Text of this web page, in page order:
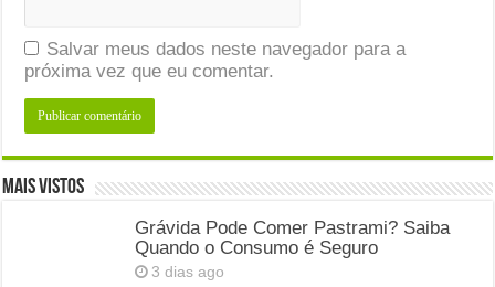
Salvar meus dados neste navegador para a
próxima vez que eu comentar.
Mais Vistos
Grávida Pode Comer Pastrami? Saiba
Quando o Consumo é Seguro
3 dias ago